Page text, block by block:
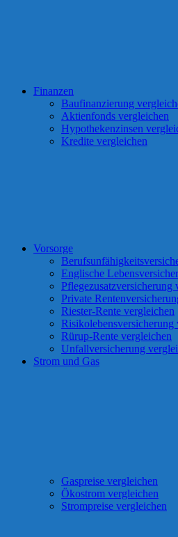
Finanzen
Baufinanzierung
Aktienfonds vergleichen
Hypothekenzinsen
Kredite vergleichen
Vorsorge
Englische
Pflegezusatzversicherung
Private
Riester-Rente vergleichen
Risikolebensversicherung
Rürup-Rente vergleichen
Unfallversicherung
Strom und Gas
Gaspreise vergleichen
Ökostrom vergleichen
Strompreise vergleichen